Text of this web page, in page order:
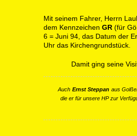
Mit seinem Fahrer, Herrn
dem Kennzeichen GR (für
6 = Juni 94, das Datum der
Uhr das Kirchengrundstück.
Damit ging seine
Auch Ernst Steppan aus
die er für unsere HP zur